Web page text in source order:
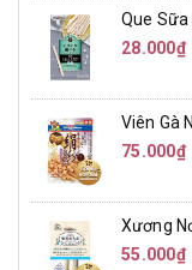
Que Sữa
28.000₫
Viên Gà
75.000₫
Xương
55.000₫